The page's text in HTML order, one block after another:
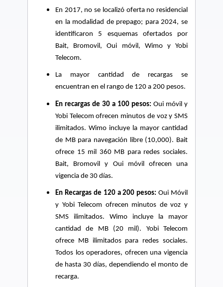
En 2017, no se localizó oferta no residencial
en la modalidad de prepago; para 2024, se
identificaron 5 esquemas ofertados por
Bait, Bromovil, Oui móvil, Wimo y Yobi
Telecom.
La mayor cantidad de recargas se
encuentran en el rango de 120 a 200 pesos.
En recargas de 30 a 100 pesos: Oui móvil y
Yobi Telecom ofrecen minutos de voz y SMS
ilimitados. Wimo incluye la mayor cantidad
de MB para navegación libre (10,000). Bait
ofrece 15 mil 360 MB para redes sociales.
Bait, Bromovil y Oui móvil ofrecen una
vigencia de 30 días.
En Recargas de 120 a 200 pesos:Oui Móvil
y Yobi Telecom ofrecen minutos de voz y
SMS ilimitados. Wimo incluye la mayor
cantidad de MB (20 mil). Yobi Telecom
ofrece MB ilimitados para redes sociales.
Todos los operadores, ofrecen una vigencia
de hasta 30 días, dependiendo el monto de
recarga.